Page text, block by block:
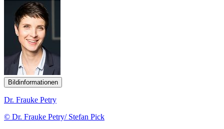
Bildinformationen
Dr. Frauke Petry
© Dr. Frauke Petry/ Stefan Pick